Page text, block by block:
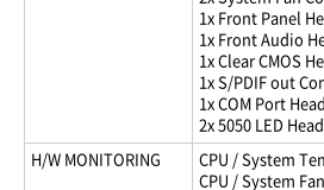
1x Front Panel
1x Front Audio
1x Clear CMOS
1x S/PDIF out
1x COM Port
2x 5050 LED
H/W MONITORING
CPU / System
CPU / System